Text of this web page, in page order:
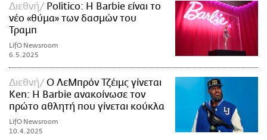
Διεθνή
Politico: Η Barbie είναι το
νέο «θύμα» των δασμών του
Τραμπ
LifO Newsroom
6.5.2025
Διεθνή
O ΛεΜπρόν Τζέιμς γίνεται
Ken: H Barbie ανακοίνωσε τον
πρώτο αθλητή που γίνεται κούκλα
LifO Newsroom
10.4.2025